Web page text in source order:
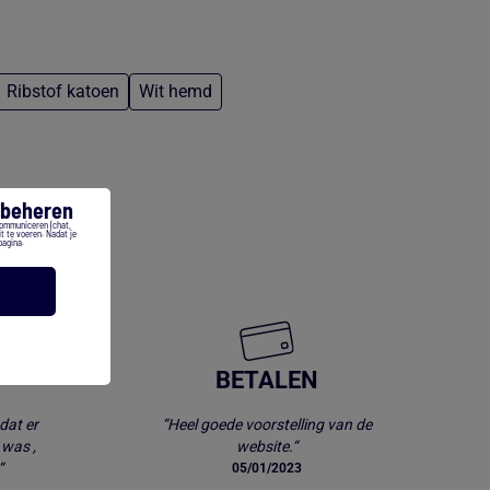
(chat,
te voeren. Nadat je
Ribstof katoen
Wit hemd
*
er
,
BETALEN
“Heel goede voorstelling van de
website.“
05/01/2023